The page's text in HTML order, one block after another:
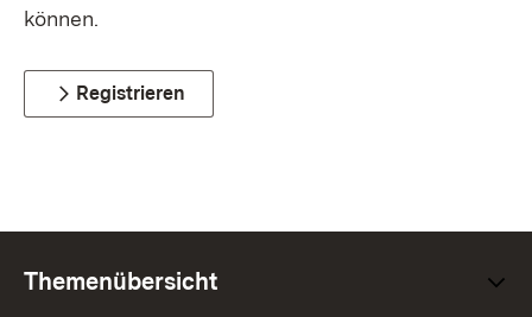
können.
Registrieren
Themenübersicht